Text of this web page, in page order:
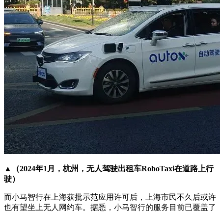
▲（2024年1月，杭州，无人驾驶出租车RoboTaxi在道路上行
驶）
而小马智行在上海获批示范应用许可后，上海市民不久后或许
也有望坐上无人网约车。据悉，小马智行的服务目前已覆盖了